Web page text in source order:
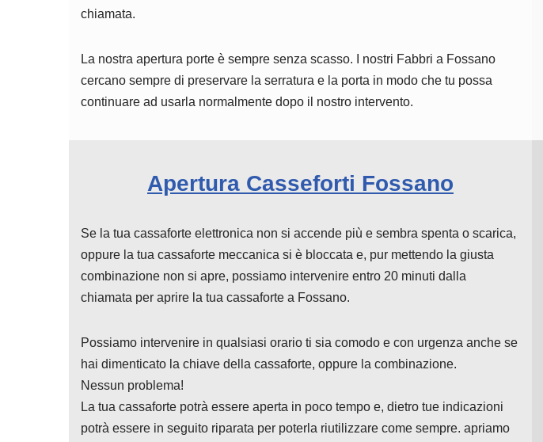
chiamata.
La nostra apertura porte è sempre senza scasso. I nostri Fabbri a Fossano
cercano sempre di preservare la serratura e la porta in modo che tu possa
continuare ad usarla normalmente dopo il nostro intervento.
Apertura Casseforti Fossano
Se la tua cassaforte elettronica non si accende più e sembra spenta o scarica,
oppure la tua cassaforte meccanica si è bloccata e, pur mettendo la giusta
combinazione non si apre, possiamo intervenire entro 20 minuti dalla
chiamata per aprire la tua cassaforte a Fossano.
Possiamo intervenire in qualsiasi orario ti sia comodo e con urgenza anche se
hai dimenticato la chiave della cassaforte, oppure la combinazione.
Nessun problema!
La tua cassaforte potrà essere aperta in poco tempo e, dietro tue indicazioni
potrà essere in seguito riparata per poterla riutilizzare come sempre. apriamo